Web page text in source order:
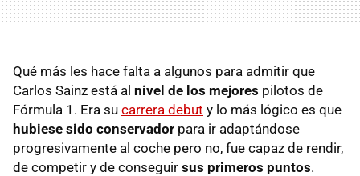
Qué más les hace falta a algunos para admitir que
Carlos Sainz está al nivel de los mejores pilotos de
Fórmula 1. Era su carrera debut y lo más lógico es que
hubiese sido conservador para ir adaptándose
progresivamente al coche pero no, fue capaz de rendir,
de competir y de conseguir sus primeros puntos.